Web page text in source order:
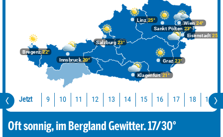
Bregenz22°
Graz23°
Innsbruck20°
Klagenfurt 21°
Linz25°
Salzburg23°
Wien 24°
Eisenstadt 25°
Sankt Pölten 23°
Jetzt 9 10 11 12 13 14 15 16 17 18 19
Oft sonnig, im Bergland Gewitter. 17/30°